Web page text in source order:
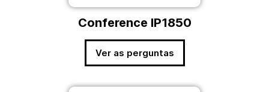
Conference IP1850
Ver as perguntas